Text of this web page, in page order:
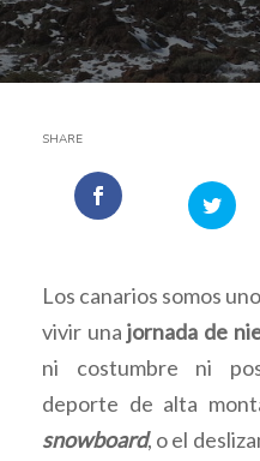
SHARE
Los canarios somos
vivir unajornada de
ni costumbre ni
deporte de alta
snowboard, o el